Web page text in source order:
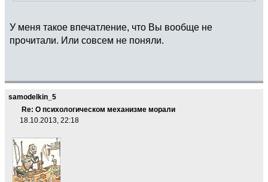
У меня такое впечатление, что Вы вообще не
прочитали. Или совсем не поняли.
samodelkin_5
Re: О психологическом механизме морали
18.10.2013, 22:18